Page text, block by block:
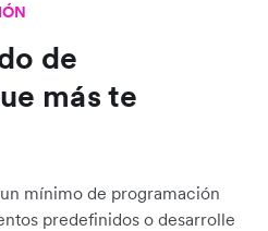
de
más te
mínimo de programación
predefinidos o desarrolle